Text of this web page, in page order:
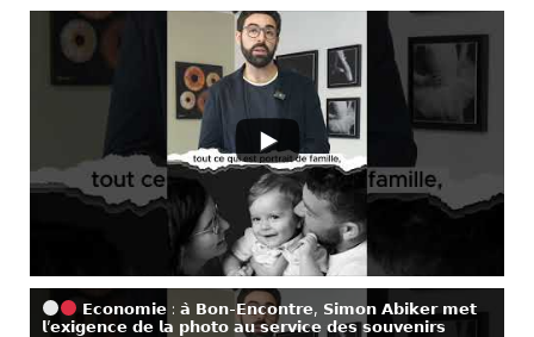
𝗘𝗰𝗼𝗻𝗼𝗺𝗶𝗲 : 𝗮̀ 𝗕𝗼𝗻-𝗘𝗻𝗰𝗼𝗻𝘁𝗿𝗲, 𝗦𝗶𝗺𝗼𝗻 𝗔𝗯𝗶𝗸𝗲𝗿 𝗺𝗲𝘁
𝗹’𝗲𝘅𝗶𝗴𝗲𝗻𝗰𝗲 𝗱𝗲 𝗹𝗮 𝗽𝗵𝗼𝘁𝗼 𝗮𝘂 𝘀𝗲𝗿𝘃𝗶𝗰𝗲 𝗱𝗲𝘀 𝘀𝗼𝘂𝘃𝗲𝗻𝗶𝗿𝘀